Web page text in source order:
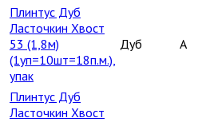
Плинтус Дуб
Ласточкин Хвост
53 (1,8м)
(1уп=10шт=18п.м.),
упак
Дуб A
Плинтус Дуб
Ласточкин Хвост